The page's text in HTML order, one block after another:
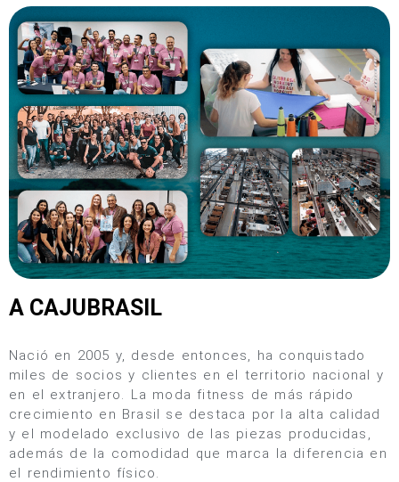
A CAJUBRASIL
Nació en 2005 y, desde entonces, ha conquistado
miles de socios y clientes en el territorio nacional y
en el extranjero. La moda fitness de más rápido
crecimiento en Brasil se destaca por la alta calidad
y el modelado exclusivo de las piezas producidas,
además de la comodidad que marca la diferencia en
el rendimiento físico.